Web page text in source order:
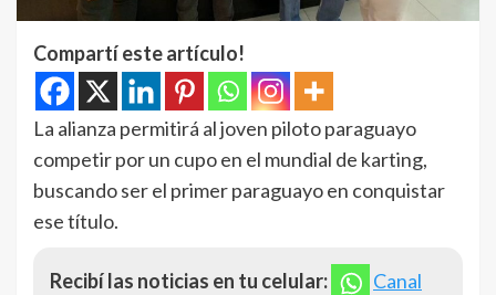
Compartí este artículo!
La alianza permitirá al joven piloto paraguayo
competir por un cupo en el mundial de karting,
buscando ser el primer paraguayo en conquistar
ese título.
Recibí las noticias en tu celular:
Canal